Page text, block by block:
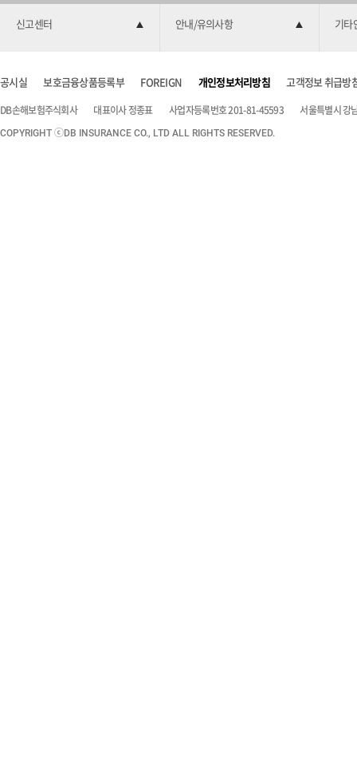
신고센터 안내/유의사항 기타
공시실 보호금융상품등록부 FOREIGN 개인정보처리방침 고객정보 취급방
DB손해보험주식회사 대표이사 정종표 사업자등록번호 201-81-45593 서울특별시 강
COPYRIGHT ⓒDB INSURANCE CO., LTD ALL RIGHTS RESERVED.